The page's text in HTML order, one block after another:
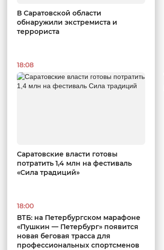
В Саратовской области
обнаружили экстремиста и
террориста
18:08
Саратовские власти готовы
потратить 1,4 млн на фестиваль
«Сила традиций»
18:00
ВТБ: на Петербургском марафоне
«Пушкин — Петербург» появится
новая беговая трасса для
профессиональных спортсменов